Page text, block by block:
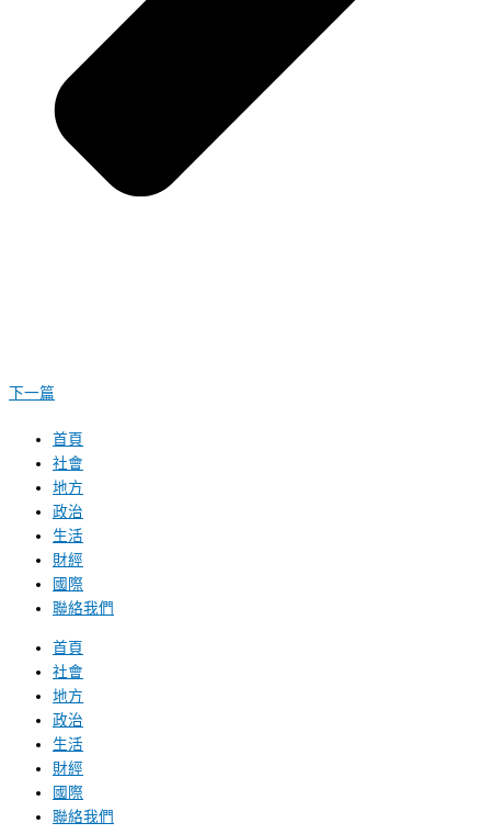
下一篇
首頁
社會
地方
政治
生活
財經
國際
聯絡我們
首頁
社會
地方
政治
生活
財經
國際
聯絡我們